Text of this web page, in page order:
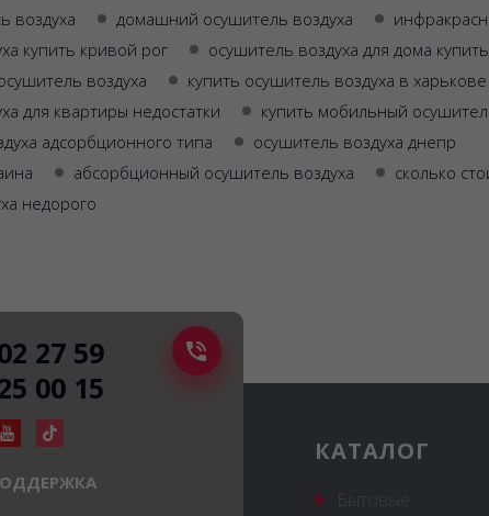
воздуха домашний осушитель воздуха
купить кривой рог
осушитель воздуха для дома купить
воздуха
купить осушитель воздуха в харькове
для квартиры недостатки
купить мобильный
адсорбционного типа
осушитель воздуха днепр
абсорбционный осушитель воздуха
сколько
недорого
КАТАЛОГ
27 59
00 15